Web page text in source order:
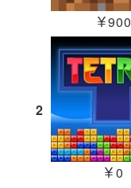
￥900
2
￥0